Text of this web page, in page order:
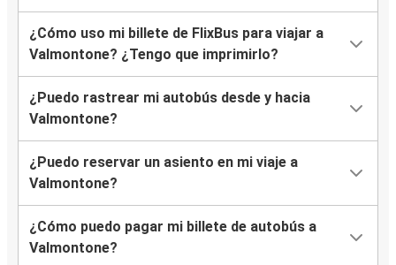
¿Cómo uso mi billete de FlixBus para viajar a
Valmontone? ¿Tengo que imprimirlo?
¿Puedo rastrear mi autobús desde y hacia
Valmontone?
¿Puedo reservar un asiento en mi viaje a
Valmontone?
¿Cómo puedo pagar mi billete de autobús a
Valmontone?